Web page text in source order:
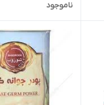
ناموجود